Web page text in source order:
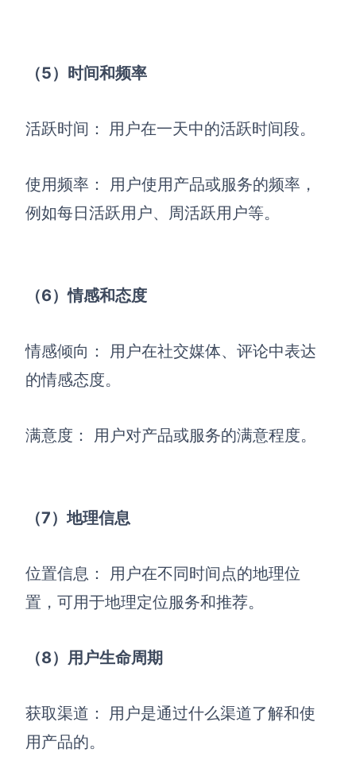
（5）时间和频率
活跃时间： 用户在一天中的活跃时间段。
使用频率： 用户使用产品或服务的频率，
例如每日活跃用户、周活跃用户等。
（6）情感和态度
情感倾向： 用户在社交媒体、评论中表达
的情感态度。
满意度： 用户对产品或服务的满意程度。
（7）地理信息
位置信息： 用户在不同时间点的地理位
置，可用于地理定位服务和推荐。
（8）用户生命周期
获取渠道：
用户是通过什么渠道了解和使
用产品的。